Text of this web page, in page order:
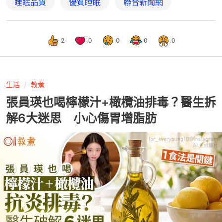
2 0 0 0 0
生活 教煮
張員瑛也喝檸檬汁+橄欖油排毒？醫生拆
解6大迷思 小心傷胃增脂肪